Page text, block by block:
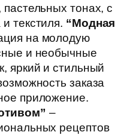
тонах, с
текстиля. “Модная
на молодую
и необычные
яркий и стильный
заказа
приложение.
–
рецептов